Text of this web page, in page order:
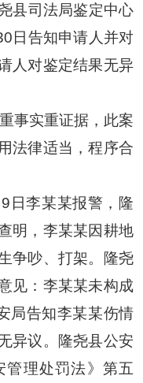
县司法局鉴定中心
日告知申请人并对
人对鉴定结果无异
事实重证据，此案
法律适当，程序合
日李某某报警，隆
明，李某某因耕地
争吵、打架。隆尧
见：李某某未构成
局告知李某某伤情
异议。隆尧县公安
管理处罚法》第五